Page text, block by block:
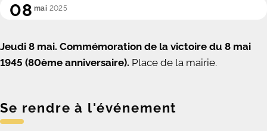
08 mai 2025
Jeudi 8 mai. Commémoration de la victoire du 8 mai
1945 (80ème anniversaire). Place de la mairie.
Se rendre à l'événement